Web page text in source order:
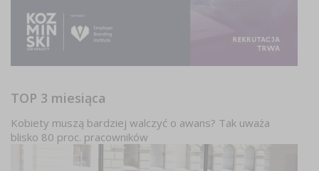
TOP 3 miesiąca
Kobiety muszą bardziej walczyć o awans? Tak uważa
blisko 80 proc. pracowników